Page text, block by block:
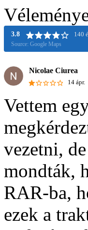
3.8 140
Source: Google Maps
Nicolae Ciurea
14 ápr.
Vettem
vezetni,
mondták,
RAR-ba,
ezek a